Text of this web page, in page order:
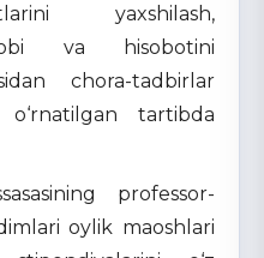
yaxshilash,
va hisobotini
chora-tadbirlar
tartibda
professor-
oylik maoshlari